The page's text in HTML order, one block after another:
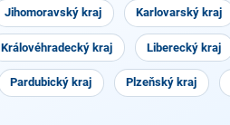
Jihomoravský kraj Karlovarský kraj
Královéhradecký kraj Liberecký kraj
Pardubický kraj Plzeňský kraj